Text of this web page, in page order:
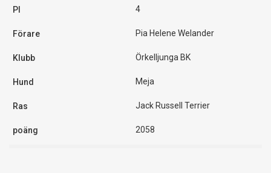
4
Pia Helene Welander
Örkelljunga BK
Meja
Jack Russell Terrier
2058